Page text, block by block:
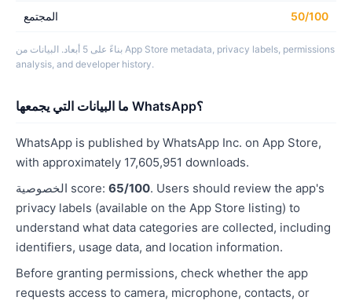
المجتمع 50/100
بناءً على 5 أبعاد. البيانات من App Store metadata, privacy labels, permissions
analysis, and developer history.
ما البيانات التي يجمعها WhatsApp؟
WhatsApp is published by WhatsApp Inc. on App Store,
with approximately 17,605,951 downloads.
الخصوصية score: 65/100. Users should review the app's
privacy labels (available on the App Store listing) to
understand what data categories are collected, including
identifiers, usage data, and location information.
Before granting permissions, check whether the app
requests access to camera, microphone, contacts, or